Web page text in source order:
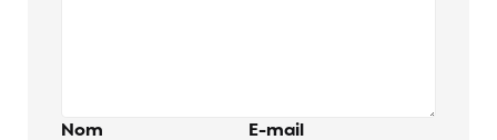
Nom E-mail